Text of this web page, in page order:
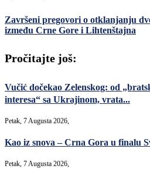
Završeni pregovori o otklanjanju
između Crne Gore i Lihtenštajna
Pročitajte još:
Vučić dočekao Zelenskog: od
interesa“ sa Ukrajinom, vrata...
Petak, 7 Augusta 2026,
Kao iz snova – Crna Gora u finalu
Petak, 7 Augusta 2026,